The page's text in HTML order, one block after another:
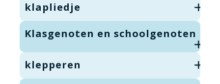
klapliedje
Klasgenoten en schoolgenoten
klepperen